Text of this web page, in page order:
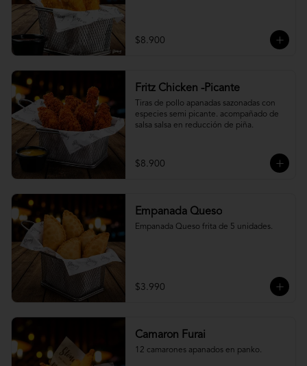
$8.900
Fritz Chicken -Picante
Tiras de pollo apanadas sazonadas con
especies semi picante. acompañado de
salsa salsa en reducción de piña.
$8.900
Empanada Queso
Empanada Queso frita de 5 unidades.
$3.990
Camaron Furai
12 camarones apanados en panko.